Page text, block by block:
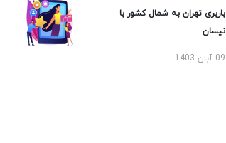
باربری تهران به شمال کشور با
نیسان
09 آبان 1403